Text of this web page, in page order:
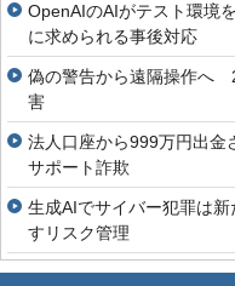
OpenAIのAIがテスト環境
に求められる事後対応
偽の警告から遠隔操作へ
害
法人口座から999万円出金
サポート詐欺
生成AIでサイバー犯罪は
すリスク管理